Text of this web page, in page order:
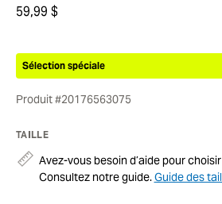
59,99 $
Sélection spéciale
Produit #20176563075
TAILLE
Avez-vous besoin d’aide pour
Consultez notre guide.Guide des